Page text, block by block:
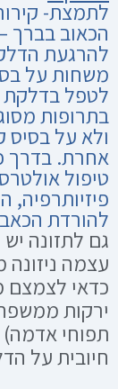
לתמצת-
הכאוב בברך
להרגעת
משחות על
לטפל בדלקת
ולא על
אחרת. בדרך
טיפול
פיזיותרפיה,
להורדת
גם לתזונה
עצמה ניזונה
כדאי לצמצם
ירקות
חיובית על